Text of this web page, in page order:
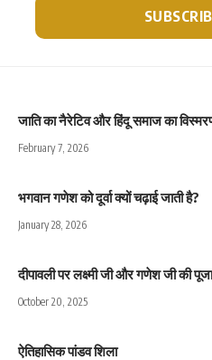
जाति का नैरेटिव और हिंदू समाज का
February 7, 2026
भगवान गणेश को दूर्वा क्यों चढ़ाई जाती है?
January 28, 2026
दीपावली पर लक्ष्मी जी और गणेश जी की पूजा
October 20, 2025
ऐतिहासिक पांडव शिला